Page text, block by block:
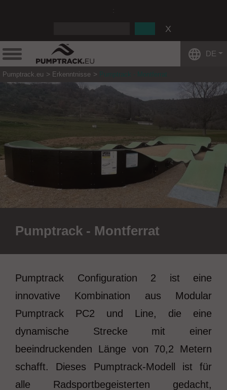
DE
Pumptrack.eu Erkenntnisse Pumptrack - Montferrat
Pumptrack - Montferrat
Pumptrack Configuration 2 ist eine
innovative Kombination aus Modular
Pumptrack PC2 und Line, die eine
dynamische Strecke mit einer
beeindruckenden Länge von 70,2 Metern
schafft. Dieses Pumptrack-Modell ist für
alle Radsportbegeisterten gedacht,